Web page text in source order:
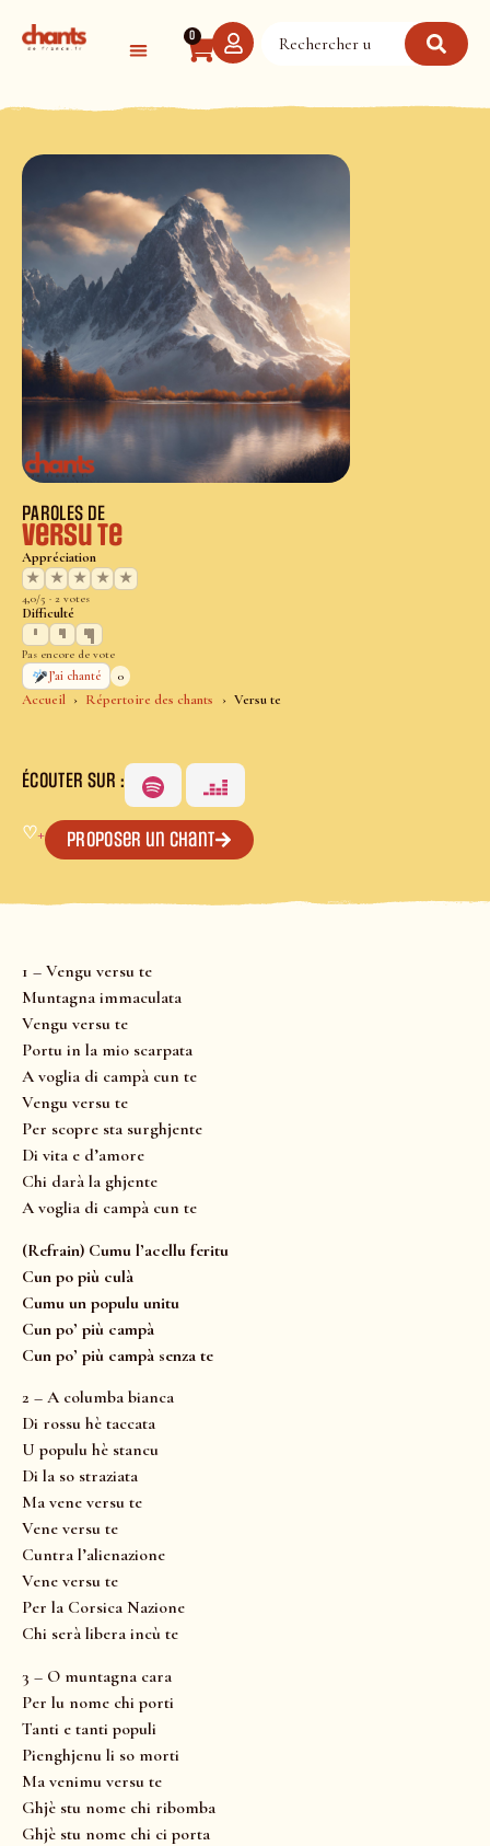
0
Accueil Répertoire des chants Versu te
PAROLES DE
Versu te
Appréciation
★
★ ★ ★ ★
4,0/5 · 2 votes
Difficulté
Pas encore de vote
J’ai chanté
0
ÉCOUTER SUR :
♡+ Proposer un chant
1 – Vengu versu te
Muntagna immaculata
Vengu versu te
Portu in la mio scarpata
A voglia di campà cun te
Vengu versu te
Per scopre sta surghjente
Di vita e d’amore
Chi darà la ghjente
A voglia di campà cun te
(Refrain) Cumu l’acellu feritu
Cun po più culà
Cumu un populu unitu
Cun po’ più campà
Cun po’ più campà senza te
2 – A columba bianca
Di rossu hè taccata
U populu hè stancu
Di la so straziata
Ma vene versu te
Vene versu te
Cuntra l’alienazione
Vene versu te
Per la Corsica Nazione
Chi serà libera incù te
3 – O muntagna cara
Per lu nome chi porti
Tanti e tanti populi
Pienghjenu li so morti
Ma venimu versu te
Ghjè stu nome chi ribomba
Ghjè stu nome chi ci porta